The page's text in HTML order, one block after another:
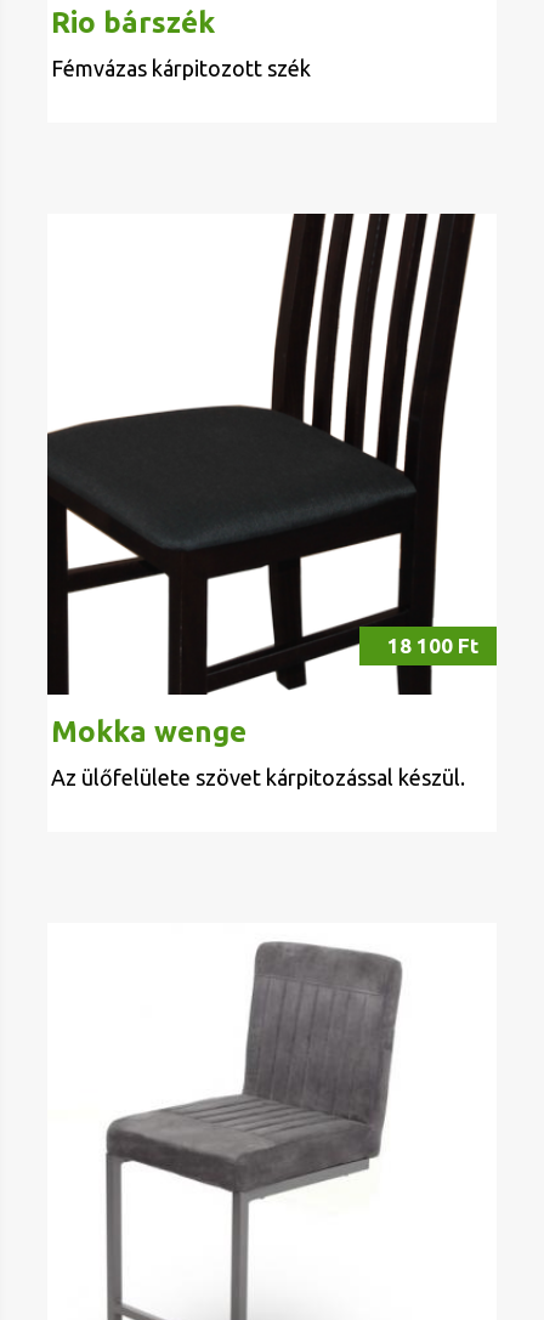
Rio bárszék
Fémvázas kárpitozott szék
18 100 Ft
Mokka wenge
Az ülőfelülete szövet kárpitozással készül.